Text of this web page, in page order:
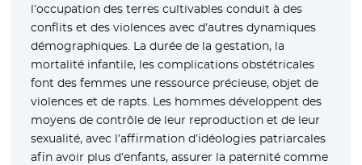
l’occupation des terres cultivables conduit à des
conflits et des violences avec d’autres dynamiques
démographiques. La durée de la gestation, la
mortalité infantile, les complications obstétricales
font des femmes une ressource précieuse, objet de
violences et de rapts. Les hommes développent des
moyens de contrôle de leur reproduction et de leur
sexualité, avec l’affirmation d’idéologies patriarcales
afin avoir plus d’enfants, assurer la paternité comme